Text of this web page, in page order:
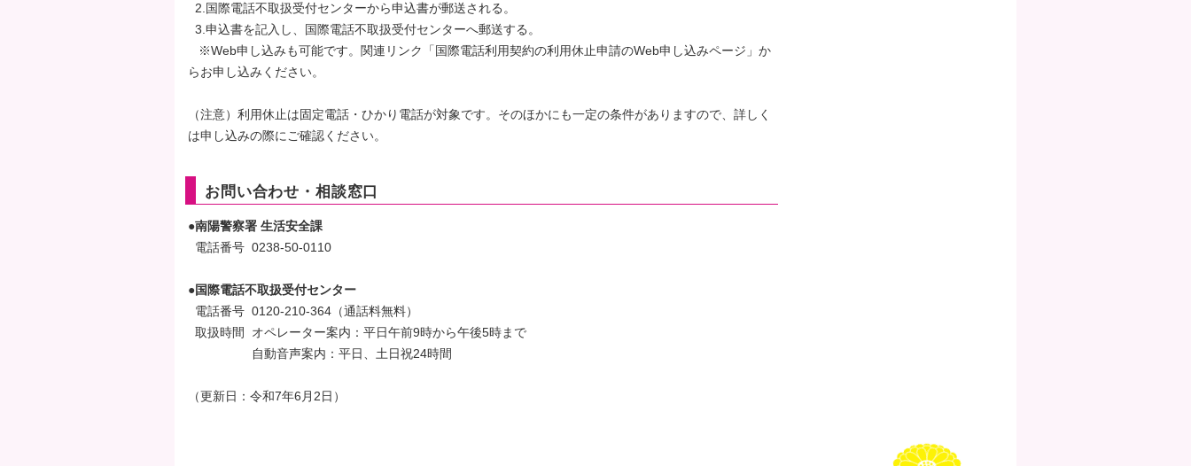
2.国際電話不取扱受付センターから申込書が郵送される。
3.申込書を記入し、国際電話不取扱受付センターへ郵送する。
※Web申し込みも可能です。関連リンク「国際電話利用契約の利用休止申請のWeb申し込みページ」か
らお申し込みください。
（注意）利用休止は固定電話・ひかり電話が対象です。そのほかにも一定の条件がありますので、詳しく
は申し込みの際にご確認ください。
お問い合わせ・相談窓口
●南陽警察署 生活安全課
電話番号 0238-50-0110
●国際電話不取扱受付センター
電話番号 0120-210-364（通話料無料）
取扱時間 オペレーター案内：平日午前9時から午後5時まで
自動音声案内：平日、土日祝24時間
（更新日：令和7年6月2日）